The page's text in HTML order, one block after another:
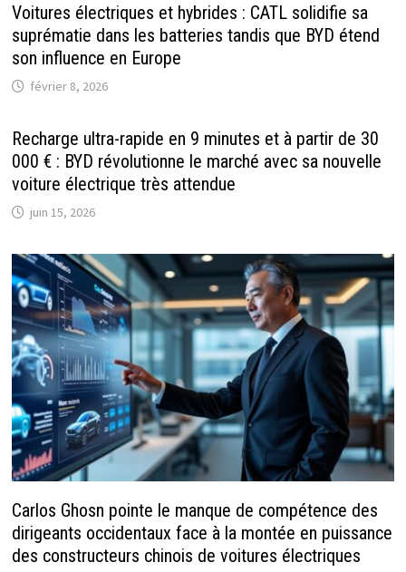
Voitures électriques et hybrides : CATL solidifie sa
suprématie dans les batteries tandis que BYD étend
son influence en Europe
février 8, 2026
Recharge ultra-rapide en 9 minutes et à partir de 30
000 € : BYD révolutionne le marché avec sa nouvelle
voiture électrique très attendue
juin 15, 2026
Carlos Ghosn pointe le manque de compétence des
dirigeants occidentaux face à la montée en puissance
des constructeurs chinois de voitures électriques